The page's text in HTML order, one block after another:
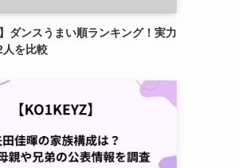
ダンスうまい順ランキング！実力
人を比較